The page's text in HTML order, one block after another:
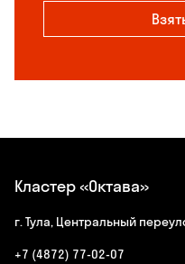
Кластер «Октава»
г. Тула, Центральный
+7 (4872) 77-02-07